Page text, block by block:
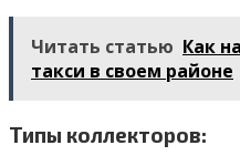
Читать статью Как
такси в своем районе
Типы коллекторов: